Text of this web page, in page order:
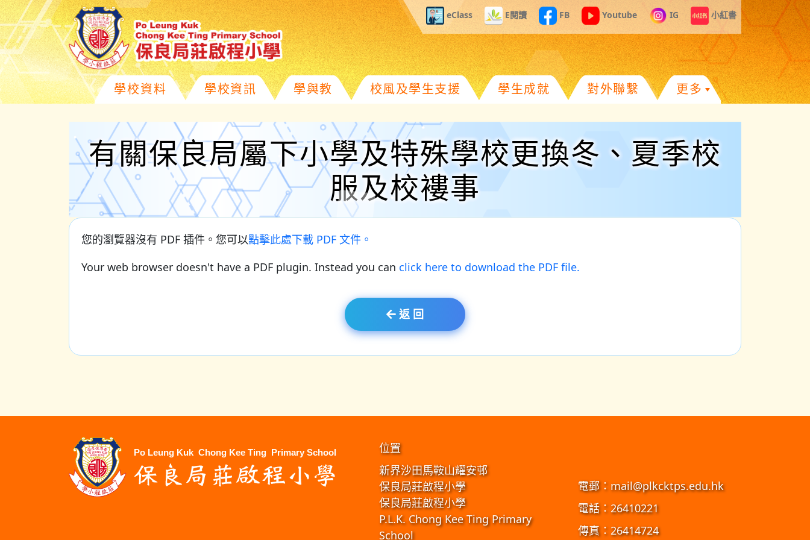
eClass E閱讀 FB Youtube IG 小紅書
學校資料 學校資訊 學與教 校風及學生支援 學生成就 對外聯繫 更多
有關保良局屬下小學及特殊學校更換冬、夏季校
服及校褸事
您的瀏覽器沒有 PDF 插件。您可以點擊此處下載 PDF 文件。
Your web browser doesn't have a PDF plugin. Instead you can click here to download the PDF file.
返 回
位置
新界沙田馬鞍山耀安邨
保良局莊啟程小學
保良局莊啟程小學
P.L.K. Chong Kee Ting Primary
School
電郵： mail@plkcktps.edu.hk
電話：26410221
傳真：26414724